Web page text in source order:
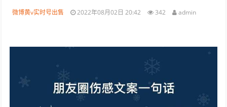
微博黄v实时号出售 2022年08月02日 20:42 342 admin